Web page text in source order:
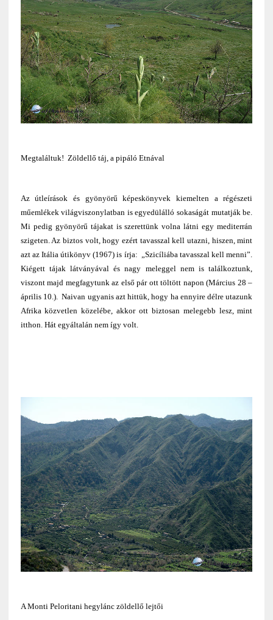
Megtaláltuk! Zöldellő táj, a pipáló Etnával
Az útleírások és gyönyörű képeskönyvek kiemelten a régészeti
műemlékek világviszonylatban is egyedülálló sokaságát mutatják be.
Mi pedig gyönyörű tájakat is szerettünk volna látni egy mediterrán
szigeten. Az biztos volt, hogy ezért tavasszal kell utazni, hiszen, mint
azt az Itália útikönyv (1967) is írja: „Szicíliába tavasszal kell menni”.
Kiégett tájak látványával és nagy meleggel nem is találkoztunk,
viszont majd megfagytunk az első pár ott töltött napon (Március 28 –
április 10.). Naivan ugyanis azt hittük, hogy ha ennyire délre utazunk
Afrika közvetlen közelébe, akkor ott biztosan melegebb lesz, mint
itthon. Hát egyáltalán nem így volt.
A Monti Peloritani hegylánc zöldellő lejtői